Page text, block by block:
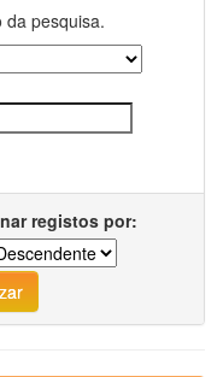
da pesquisa.
registos por: